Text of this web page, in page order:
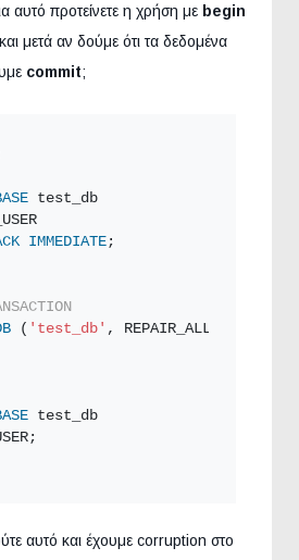
αυτό προτείνετε η χρήση με begin
μετά αν δούμε ότι τα δεδομένα
commit;
test_db
IMMEDIATE ;
( 'test_db' ,
test_db
αυτό και έχουμε corruption στο